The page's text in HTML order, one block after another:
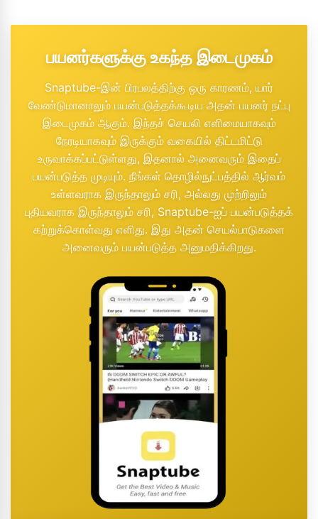
பயனர்களுக்கு உகந்த இடைமுகம்
Snaptube-இன் பிரபலத்திற்கு ஒரு காரணம், யார்
வேண்டுமானாலும் பயன்படுத்தக்கூடிய அதன் பயனர் நட்பு
இடைமுகம் ஆகும். இந்தச் செயலி எளிமையாகவும்
நேரடியாகவும் இருக்கும் வகையில் திட்டமிட்டு
உருவாக்கப்பட்டுள்ளது, இதனால் அனைவரும் இதைப்
பயன்படுத்த முடியும். நீங்கள் தொழில்நுட்பத்தில் ஆர்வம்
உள்ளவராக இருந்தாலும் சரி, அல்லது முற்றிலும்
புதியவராக இருந்தாலும் சரி, Snaptube-ஐப் பயன்படுத்தக்
கற்றுக்கொள்வது எளிது. இது அதன் செயல்பாடுகளை
அனைவரும் பயன்படுத்த அனுமதிக்கிறது.